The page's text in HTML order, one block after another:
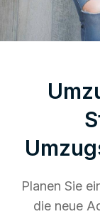
Planen Sie
die neue